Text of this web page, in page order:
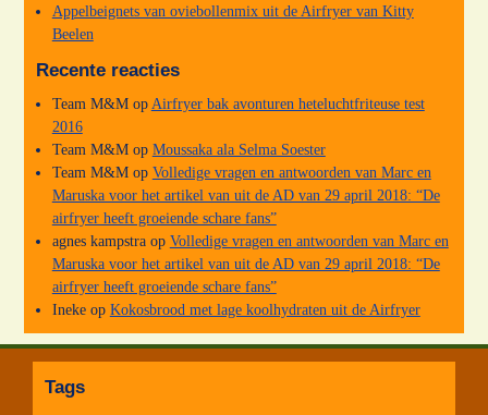
Appelbeignets van oviebollenmix uit de Airfryer van Kitty
Beelen
Recente reacties
Team M&MopAirfryer bak avonturen heteluchtfriteuse test
2016
Team M&Mop Moussaka ala Selma Soester
Team M&Mop Volledige vragen en antwoorden van Marc en
Maruska voor het artikel van uit de AD van 29 april 2018: “De
airfryer heeft groeiende schare fans”
agnes kampstraop Volledige vragen en antwoorden van Marc en
Maruska voor het artikel van uit de AD van 29 april 2018: “De
airfryer heeft groeiende schare fans”
Inekeop Kokosbrood met lage koolhydraten uit de Airfryer
Tags